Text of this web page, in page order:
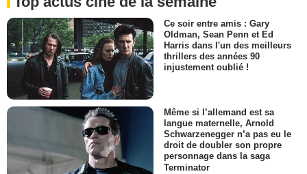
Ce soir entre amis : Gary
Oldman, Sean Penn et Ed
Harris dans l'un des meilleurs
thrillers des années 90
injustement oublié !
Même si l’allemand est sa
langue maternelle, Arnold
Schwarzenegger n’a pas eu le
droit de doubler son propre
personnage dans la saga
Terminator